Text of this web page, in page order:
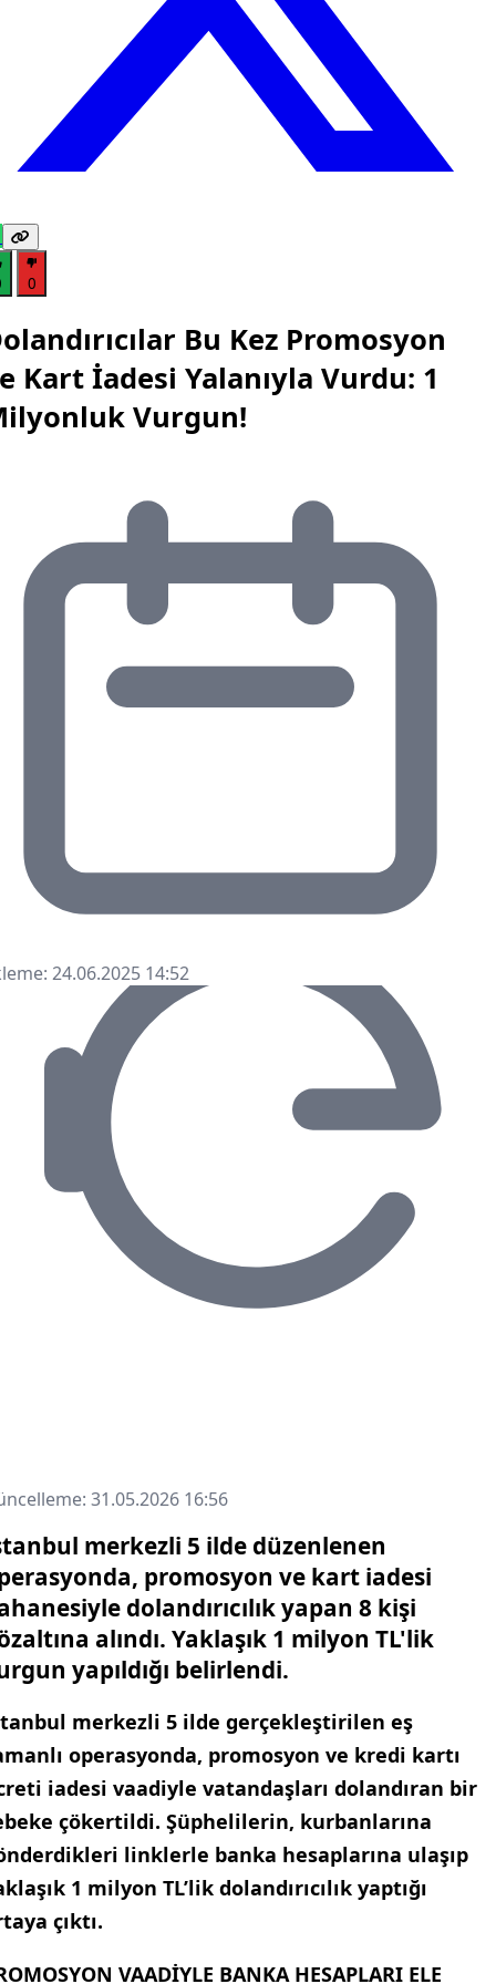
0
Bu Kez Promosyon
Kart İadesi Yalanıyla Vurdu: 1
Vurgun!
24.06.2025 14:52
31.05.2026 16:56
merkezli 5 ilde düzenlenen
promosyon ve kart iadesi
dolandırıcılık yapan 8 kişi
alındı. Yaklaşık 1 milyon TL'lik
yapıldığı belirlendi.
merkezli 5 ilde gerçekleştirilen eş
operasyonda, promosyon ve kredi kartı
iadesi vaadiyle vatandaşları dolandıran bir
çökertildi. Şüphelilerin, kurbanlarına
linklerle banka hesaplarına ulaşıp
1 milyon TL’lik dolandırıcılık yaptığı
çıktı.
VAADİYLE BANKA HESAPLARI ELE